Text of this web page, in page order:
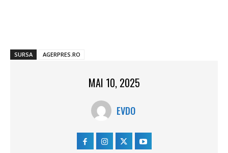
SURSA AGERPRES.RO
MAI 10, 2025
EVDO